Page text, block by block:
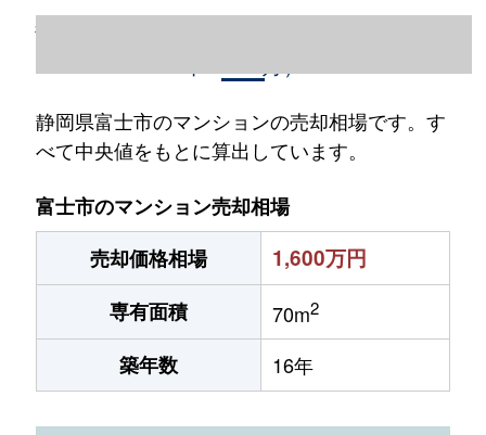
静岡県富士市のマンション売却情報（2023
静岡県富士市のマンションの売却相場です。す
べて中央値をもとに算出しています。
富士市のマンション売却相場
売却価格相場
1,600万円
専有面積 70m2
築年数 16年